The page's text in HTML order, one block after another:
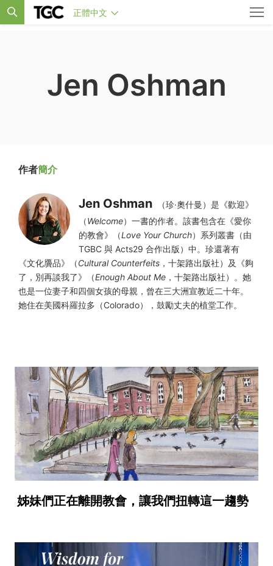
正體中文
Jen Oshman
作者簡介
Jen Oshman
（珍·奧什曼）是《歡迎》
（Welcome）一書的作者。該書包含在《愛你
的教會》（Love Your Church）系列叢書（由
TGBC 與 Acts29 合作出版）中。珍還著有
《文化贗品》（Cultural Counterfeits ，十架路出版社）及《夠
了，別再談我了》（Enough About Me ，十架路出版社）。她
也是一位妻子和四個女孩的母親，曾在三大洲宣教近二十年。
她住在美國科羅拉多（Colorado），鼓勵丈夫的植堂工作。
姊妹們正在離開教會，讓我們扭轉這一趨勢